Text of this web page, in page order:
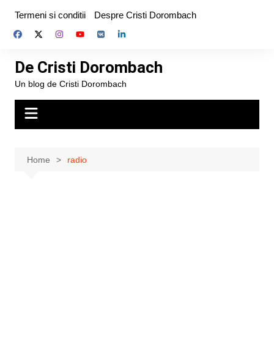
content
Termeni si conditii Despre Cristi Dorombach
De Cristi Dorombach
Un blog de Cristi Dorombach
Home radio